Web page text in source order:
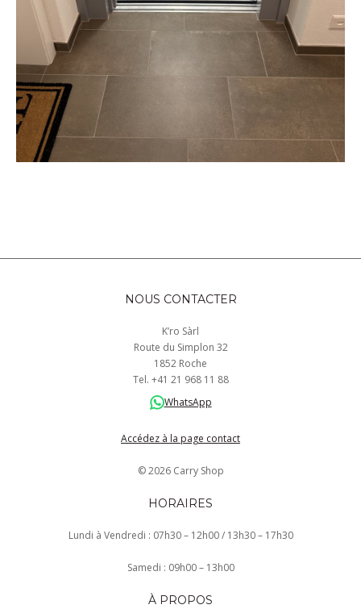
NOUS CONTACTER
K’ro Sàrl
Route du Simplon 32
1852 Roche
Tel. +41 21 968 11 88
WhatsApp
Accédez à la page contact
© 2026 Carry Shop
HORAIRES
Lundi à Vendredi : 07h30 – 12h00 / 13h30 – 17h30
Samedi : 09h00 – 13h00
À PROPOS